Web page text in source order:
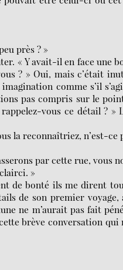
près ? »
« Y avait-il en face une
? » Oui, mais c’était
comme s’il
pas compris sur le
vous ce détail ? »
la reconnaîtriez, n’est-ce
par cette rue, vous
»
de bonté ils me dirent
de son premier
ne m’aurait pas fait
brève conversation